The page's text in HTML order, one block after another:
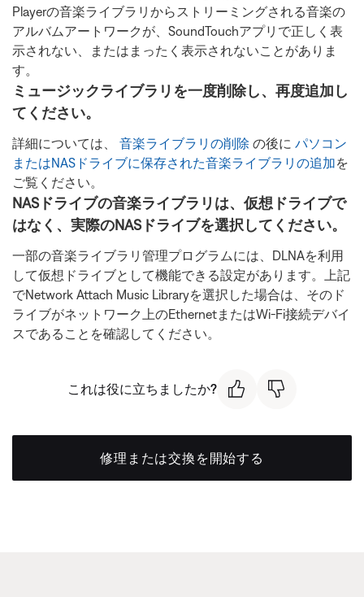
Playerの音楽ライブラリからストリーミングされる音楽の
アルバムアートワークが、SoundTouchアプリで正しく表
示されない、またはまったく表示されないことがありま
す。
ミュージックライブラリを一度削除し、再度追加し
てください。
詳細については、 音楽ライブラリの削除 の後に パソコン
またはNASドライブに保存された音楽ライブラリの追加を
ご覧ください。
NASドライブの音楽ライブラリは、仮想ドライブで
はなく、実際のNASドライブを選択してください。
一部の音楽ライブラリ管理プログラムには、DLNAを利用
して仮想ドライブとして機能できる設定があります。上記
でNetwork Attach Music Libraryを選択した場合は、そのド
ライブがネットワーク上のEthernetまたはWi-Fi接続デバイ
スであることを確認してください。
これは役に立ちましたか?
修理または交換を開始する